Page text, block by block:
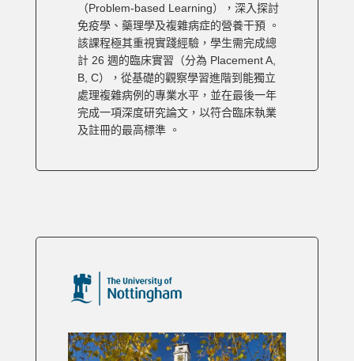
（Problem-based Learning），深入探討
免疫學、藥理學及複雜病症的營養干預 。
該課程極其重視實踐經驗，學生需完成總
計 26 週的臨床實習（分為 Placement A,
B, C），從基礎的觀察學習進階到能獨立
處理複雜病例的專業水平，並在最後一年
完成一項深度研究論文，以符合臨床執業
及註冊的最高標準 。